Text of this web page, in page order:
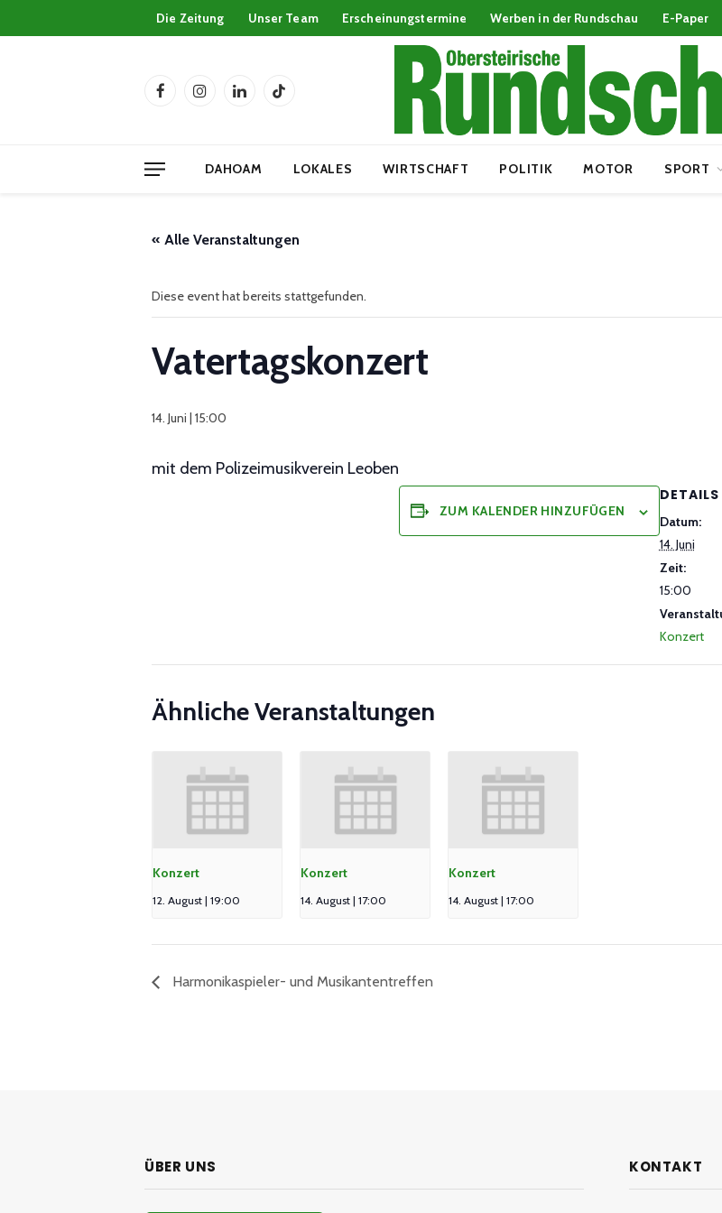
Die Zeitung Unser Team Erscheinungstermine Werben in der Rundschau E-Paper
FacebookInstagramLinkedInTikTok
DAHOAM LOKALES WIRTSCHAFT POLITIK MOTOR SPORT
« Alle Veranstaltungen
Diese event hat bereits stattgefunden.
Vatertagskonzert
14. Juni | 15:00
mit dem Polizeimusikverein Leoben
ZUM KALENDER HINZUFÜGEN
DETAILS
Datum:
14. Juni
Zeit:
15:00
Konzert
Ähnliche Veranstaltungen
Konzert
12. August | 19:00
Konzert
14. August | 17:00
Konzert
14. August | 17:00
Harmonikaspieler- und Musikantentreffen
ÜBER UNS KONTAKT